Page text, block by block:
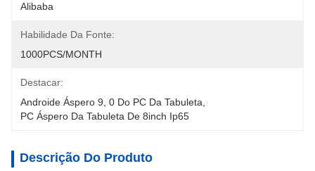
Alibaba
Habilidade Da Fonte:
1000PCS/MONTH
Destacar:
Androide Áspero 9 0 Do PC Da Tabuleta
PC Áspero Da Tabuleta De 8inch Ip65
Descrição Do Produto